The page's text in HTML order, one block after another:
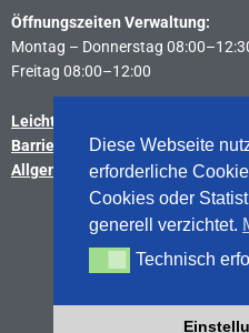
Öffnungszeiten Verwaltung:
Montag – Donnerstag
Freitag 08:00–12:00
Leichte Sprache
Barrierefreiheitserklärung
Allgemeine
Aktualisiert 2025 in
Diese Webseite
erforderliche
Cookies oder
generell verzichtet.
TechnischTechnisch